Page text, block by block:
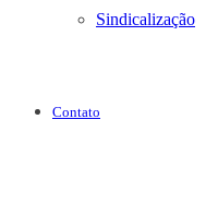
Sindicalização
Contato